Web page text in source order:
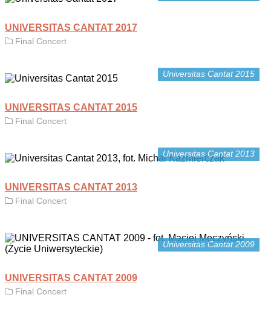
UNIVERSITAS CANTAT 2017
Final Concert
Universitas Cantat 2015
UNIVERSITAS CANTAT 2015
Final Concert
Universitas Cantat 2013
UNIVERSITAS CANTAT 2013
Final Concert
Universitas Cantat 2009
UNIVERSITAS CANTAT 2009
Final Concert